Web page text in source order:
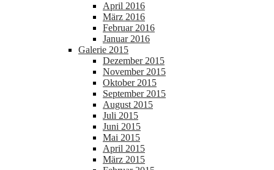
April 2016
März 2016
Februar 2016
Januar 2016
Galerie 2015
Dezember 2015
November 2015
Oktober 2015
September 2015
August 2015
Juli 2015
Juni 2015
Mai 2015
April 2015
März 2015